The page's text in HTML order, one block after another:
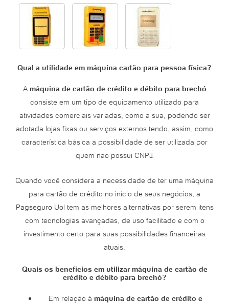
Qual a utilidade em máquina cartão para pessoa física?
A máquina de cartão de crédito e débito para brechó
consiste em um tipo de equipamento utilizado para
atividades comerciais variadas, como a sua, podendo ser
adotada lojas fixas ou serviços externos tendo, assim, como
característica básica a possibilidade de ser utilizada por
quem não possui CNPJ.
Quando você considera a necessidade de ter uma máquina
para cartão de crédito no início de seus negócios, a
Pagseguro Uol tem as melhores alternativas por serem itens
com tecnologias avançadas, de uso facilitado e com o
investimento certo para suas possibilidades financeiras
atuais.
Quais os benefícios em utilizar máquina de cartão de
crédito e débito para brechó?
Em relação à máquina de cartão de crédito e